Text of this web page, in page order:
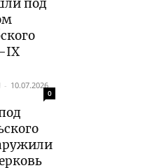
под
- 10.07.2026
0